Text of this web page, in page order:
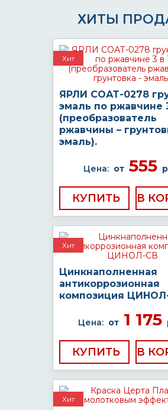
ХИТЫ
Хит
ЯРЛИ СОАТ-0278
эмаль по ржавчине
(преобразователь
ржавчины –
эмаль).
Цена: от555
КУПИТЬ
Хит
Цинкнаполненная
антикоррозионная
композиция
Цена: от 1 175
КУПИТЬ
Хит